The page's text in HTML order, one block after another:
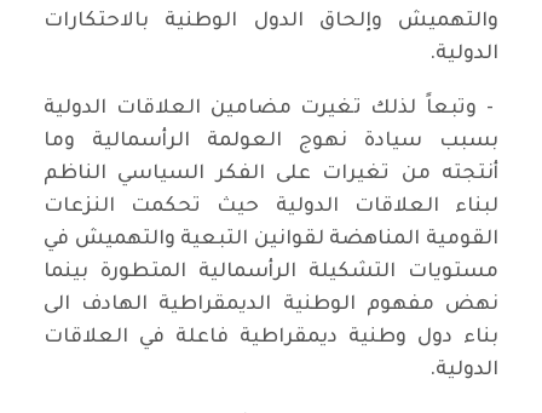
والتهميش وإلحاق الدول الوطنية بالاحتكارات
الدولية.
- وتبعاً لذلك تغيرت مضامين العلاقات الدولية
بسبب سيادة نهوج العولمة الرأسمالية وما
أنتجته من تغيرات على الفكر السياسي الناظم
لبناء العلاقات الدولية حيث تحكمت النزعات
القومية المناهضة لقوانين التبعية والتهميش في
مستويات التشكيلة الرأسمالية المتطورة بينما
نهض مفهوم الوطنية الديمقراطية الهادف الى
بناء دول وطنية ديمقراطية فاعلة في العلاقات
الدولية.